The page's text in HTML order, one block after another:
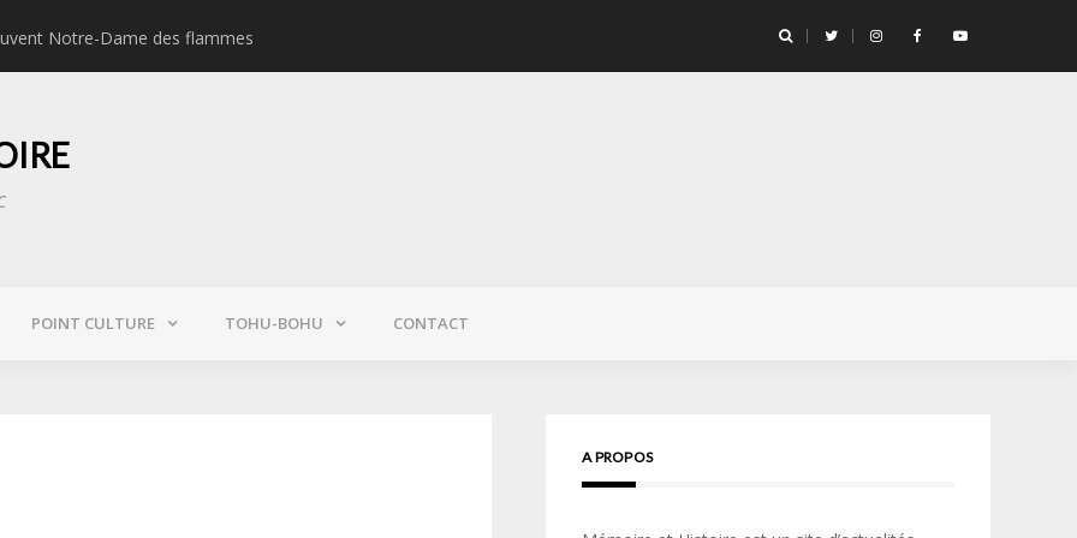
Notre-Dame des flammes « Au GIGN, on s’engage pour la vie… » Confidences d’un opérateur de l’unité d’élite
POINT CULTURE TOHU-BOHU CONTACT
A PROPOS